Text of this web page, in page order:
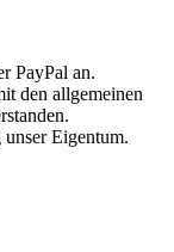
PayPal an.
den allgemeinen
Eigentum.